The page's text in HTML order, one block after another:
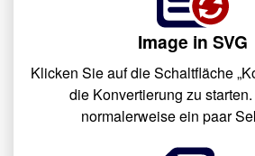
Image in SVG
Klicken Sie auf die Schaltfläche
die Konvertierung zu
normalerweise ein paar